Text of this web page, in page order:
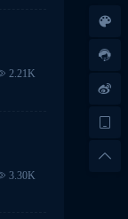
2.21K
3.30K